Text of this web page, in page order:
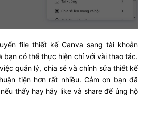
file thiết kế Canva sang tài khoản
bạn có thể thực hiện chỉ với vài thao tác.
quản lý, chia sẻ và chỉnh sửa thiết kế
tiện hơn rất nhiều. Cảm ơn bạn đã
thấy hay hãy like và share để ủng hộ